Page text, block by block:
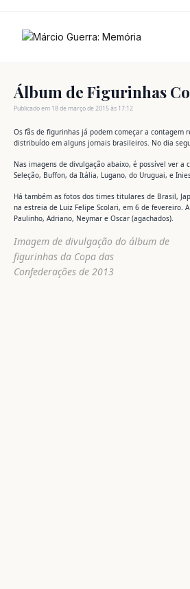
Álbum de Figurinhas
Publicado em 18 de março de 2015 às 17:12
Os fãs de figurinhas já podem começar a contagem
distribuído em alguns jornais brasileiros. No dia
Nas imagens de divulgação abaixo, é possível ver a
Seleção, Buffon, da Itália, Lugano, do Uruguai, e
Há também as fotos dos times titulares de Brasil,
na estreia de Luiz Felipe Scolari, em 6 de fevereiro.
Paulinho, Adriano, Neymar e Oscar (agachados).
Imagem de divulgação do álbum de
figurinhas da Copa das
Confederações de 2013